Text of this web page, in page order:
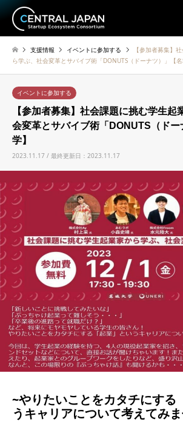
支援情報 イベントに参加する
【参加者募集】
ら学ぶ、社会変革とサバイブ術「DONUTS（ドーナツ）」【名
イベントに参加する
【参加者募集】社会課題に挑む学生起
会変革とサバイブ術「DONUTS（ド
学】
2023.11.17 / 最終更新日：2023.11.17
~やりたいことをカタチにする
うキャリアについて考えてみ